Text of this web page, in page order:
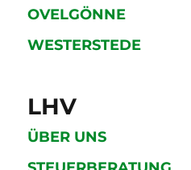
OVELGÖNNE
WESTERSTEDE
LHV
ÜBER UNS